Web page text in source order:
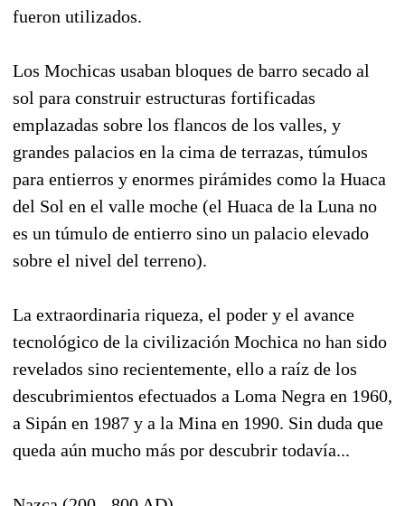
fueron utilizados.
Los Mochicas usaban bloques de barro secado al
sol para construir estructuras fortificadas
emplazadas sobre los flancos de los valles, y
grandes palacios en la cima de terrazas, túmulos
para entierros y enormes pirámides como la Huaca
del Sol en el valle moche (el Huaca de la Luna no
es un túmulo de entierro sino un palacio elevado
sobre el nivel del terreno).
La extraordinaria riqueza, el poder y el avance
tecnológico de la civilización Mochica no han sido
revelados sino recientemente, ello a raíz de los
descubrimientos efectuados a Loma Negra en 1960,
a Sipán en 1987 y a la Mina en 1990. Sin duda que
queda aún mucho más por descubrir todavía...